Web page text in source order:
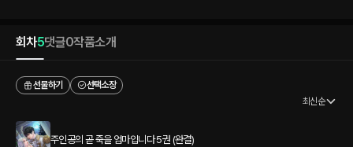
회차5댓글0작품소개
선물하기
선택소장
최신순
주인공의 곧 죽을 엄마입니다 5권 (완결)